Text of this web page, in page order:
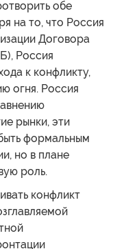
обе
на то, что Россия
Договора
Россия
к конфликту,
огня. Россия
рынки, эти
формальным
но в плане
роль.
конфликт